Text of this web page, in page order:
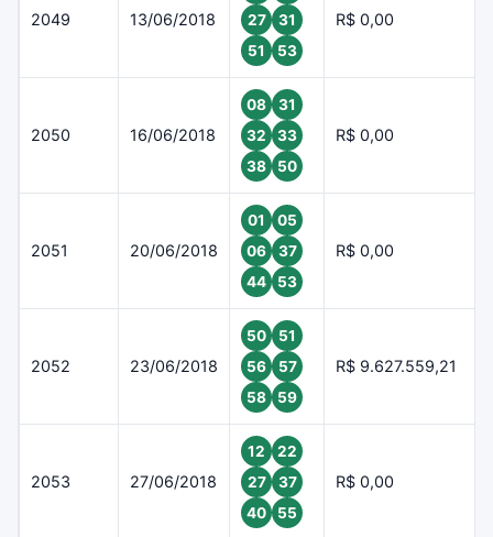
2049 13/06/2018
27
31
51
53
R$ 0,00
2050 16/06/2018
08
31
32
33
38
50
R$ 0,00
2051 20/06/2018
01
05
06
37
44
53
R$ 0,00
2052 23/06/2018
50
51
56
57
58
59
R$ 9.627.559,21
2053 27/06/2018
12
22
27
37
40
55
R$ 0,00